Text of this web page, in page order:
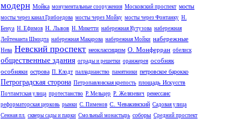
модерн Мойка монументальные сооружения Московский проспект мосты
мосты через канал Грибоедова мосты через Мойку мосты через Фонтанку Н.
Бенуа Н. Ефимов Н. Львов Н. Микетти набережная Кутузова набережная
Лейтенанта Шмидта набережная Макарова набережная Мойки набережные
Нева Невский проспект неоклассицизм О. Монферран обелиск
общественные здания ограды и решетки оранжерея особняк
особняки острова П. Клодт палладианство памятники петровское барокко
Петроградская сторона Петропавловская крепость площадь Искусств
Почтамтская улица протестанство Р. Мельцер Р. Желязевич ренессанс
реформаторская церковь рынки С. Пименов С. Чевакинский Садовая улица
Сенная пл. скверы сады и парки Смольный монастырь соборы Средний проспект